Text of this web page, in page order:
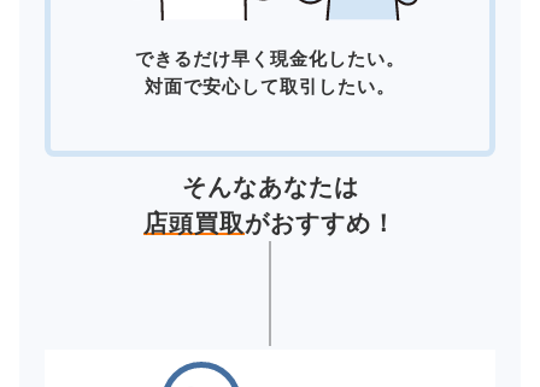
できるだけ早く現金化したい。
対面で安心して取引したい。
そんなあなたは
店頭買取がおすすめ！